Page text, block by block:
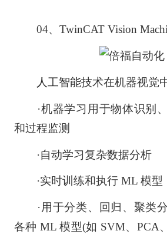
04、TwinCAT Vision
人工智能技术在机器视觉
·机器学习用于物体识别、
和过程监测
·自动学习复杂数据分析
·实时训练和执行 ML 模型
·用于分类、回归、聚类分
各种 ML 模型(如 SVM、PCA